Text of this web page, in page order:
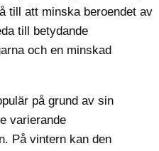
till att minska beroendet av
till betydande
och en minskad
på grund av sin
varierande
På vintern kan den